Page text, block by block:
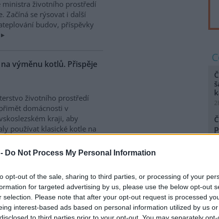
Do Not Process My Personal Information
opt-out of the sale, sharing to third parties, or processing of your
for targeted advertising by us, please use the below opt-out
selection. Please note that after your opt-out request is processed
interest-based ads based on personal information utilized by us
to third parties prior to your opt-out. You may separately
ministra životního prostředí
Začíná se rýsovat i další
budov, příspěvky
výměnu kotlů. Přispěje
životního prostředí
domácnosti v
kraji, aby
používat klasické kotle na
tisíc korun na jednu
být jen na uhlí, případně na
a kotlů na biomasu,
A žádají, aby ministr